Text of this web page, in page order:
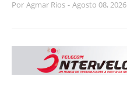
Por Agmar Rios - Agosto 08, 2026